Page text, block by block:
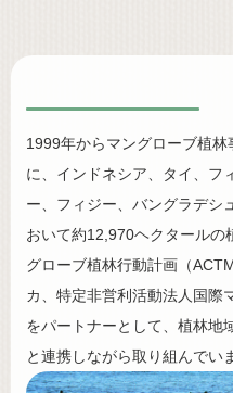
1999年からマングローブ植
に、インドネシア、タイ、フ
ー、フィジー、バングラデシ
おいて約12,970ヘクタールの
グローブ植林行動計画（
カ、特定非営利活動法人国際
をパートナーとして、植林地
と連携しながら取り組んでい